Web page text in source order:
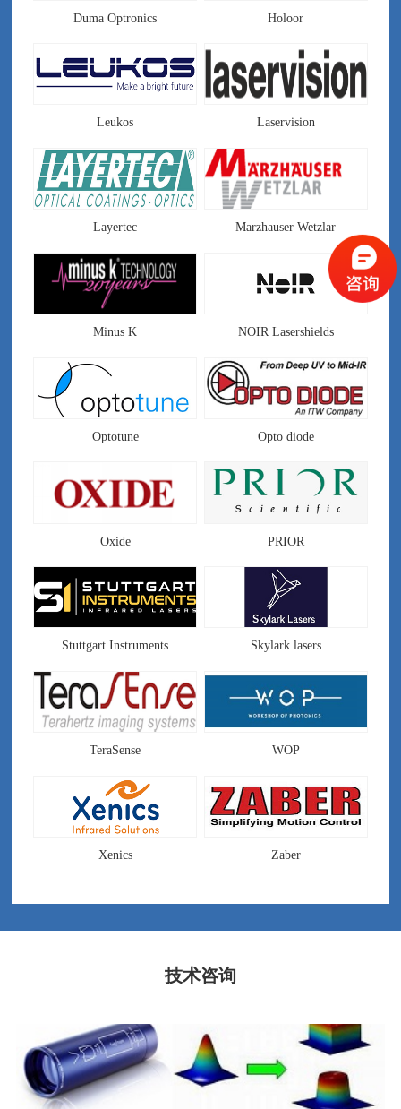
Duma Optronics Holoor
Leukos Laservision
Layertec Marzhauser Wetzlar
Minus K NOIR Lasershields
Optotune Opto diode
Oxide PRIOR
Stuttgart Instruments Skylark lasers
TeraSense WOP
Xenics Zaber
技术咨询